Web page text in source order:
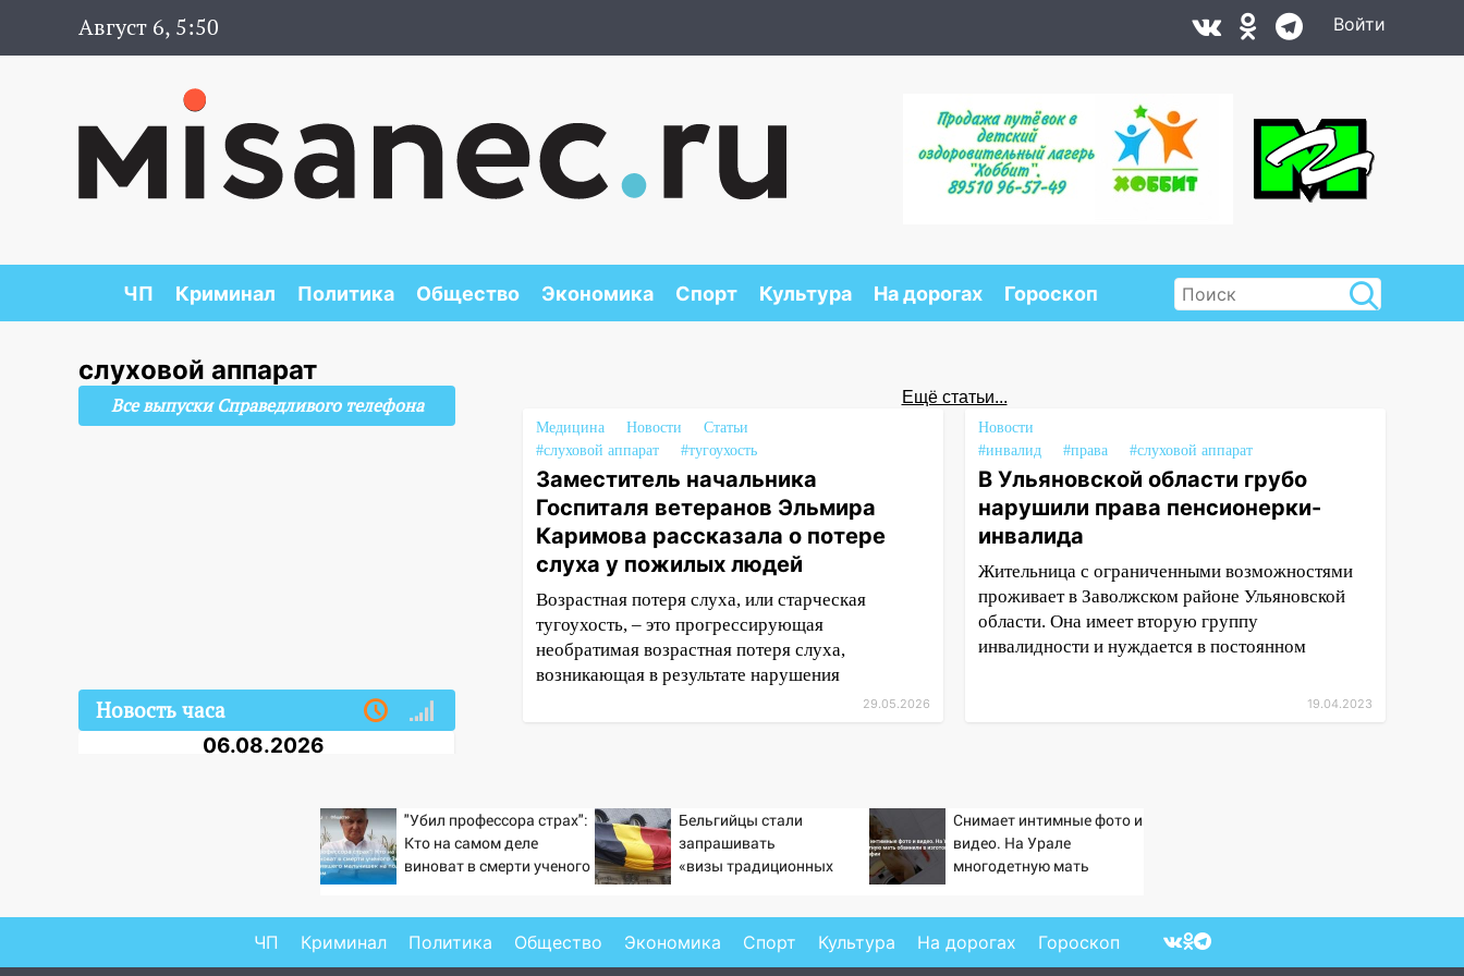
Август 6, 5:50 Войти
ЧП Криминал Политика Общество Экономика Спорт Культура На дорогах Гороскоп
слуховой аппарат
Ещё статьи...
Медицина Новости
Статьи
#слуховой аппарат
#тугоухость
Заместитель начальника
Госпиталя ветеранов Эльмира
Каримова рассказала о потере
слуха у пожилых людей
Возрастная потеря слуха, или старческая
тугоухость, – это прогрессирующая
необратимая возрастная потеря слуха,
возникающая в результате нарушения
29.05.2026
Новости
#инвалид
#права #слуховой аппарат
В Ульяновской области грубо
нарушили права пенсионерки-
инвалида
Жительница с ограниченными возможностями
проживает в Заволжском районе Ульяновской
области. Она имеет вторую группу
инвалидности и нуждается в постоянном
19.04.2023
Все выпуски Справедливого телефона
Новость часа
06.08.2026
коршун застрял в тепловозе
Ульяновские спасатели
помогли юному велосипедисту
на улице Чернышевского
В Заволжском районе
украли два велосипеда
"Убил профессора страх":
Кто на самом деле
виноват в смерти ученого
горохом
Бельгийцы стали
запрашивать
«визы традиционных
Снимает интимные фото и
видео. На Урале
многодетную мать
ЧП Криминал Политика Общество Экономика Спорт Культура На дорогах Гороскоп